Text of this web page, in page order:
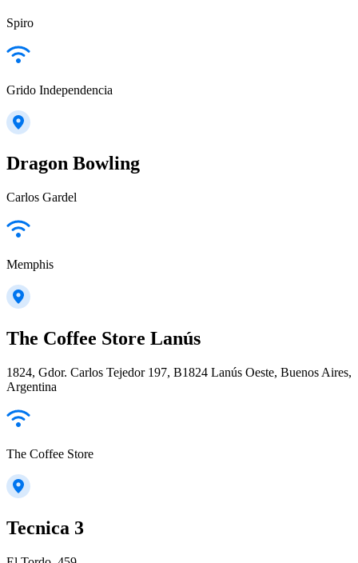
Spiro
Grido Independencia
Dragon Bowling
Carlos Gardel
Memphis
The Coffee Store Lanús
1824, Gdor. Carlos Tejedor 197, B1824 Lanús Oeste, Buenos Aires,
Argentina
The Coffee Store
Tecnica 3